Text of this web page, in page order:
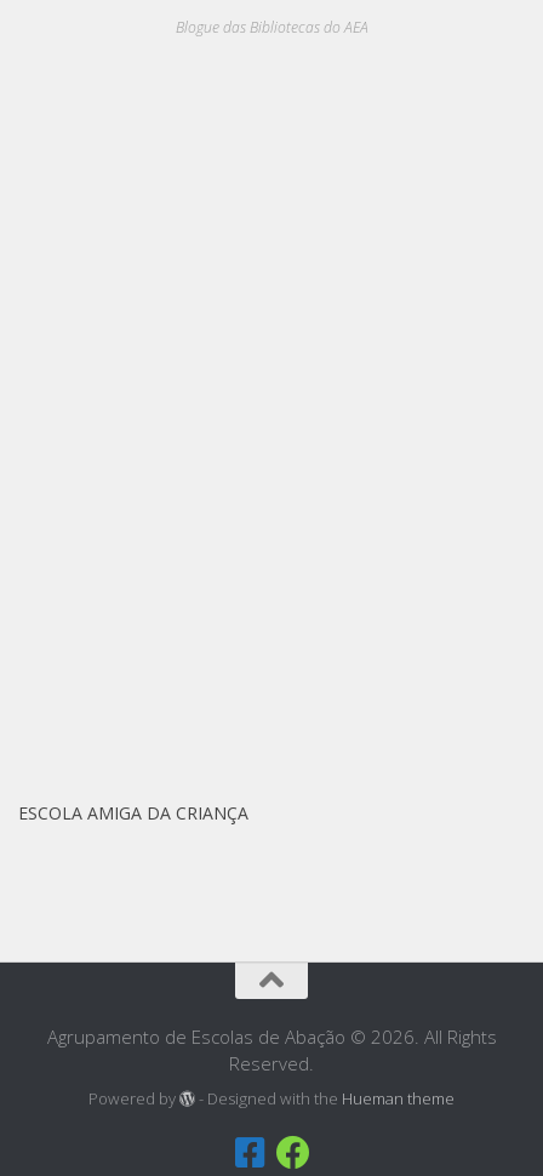
Blogue das Bibliotecas do AEA
ESCOLA AMIGA DA CRIANÇA
Agrupamento de Escolas de Abação © 2026. All Rights
Reserved.
Powered by - Designed with the Hueman theme